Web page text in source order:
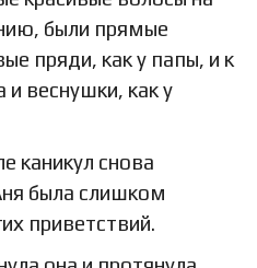
были прямые
пряди, как у папы, и к
и веснушки, как у
каникул снова
была слишком
приветствий.